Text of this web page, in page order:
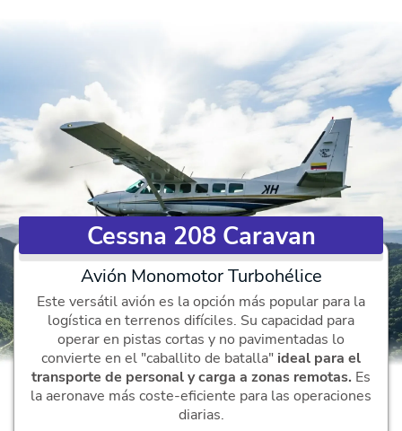
Cessna 208 Caravan
Avión Monomotor Turbohélice
Este versátil avión es la opción más popular para la
logística en terrenos difíciles. Su capacidad para
operar en pistas cortas y no pavimentadas lo
convierte en el "caballito de batalla" ideal para el
transporte de personal y carga a zonas remotas. Es
la aeronave más coste-eficiente para las operaciones
diarias.